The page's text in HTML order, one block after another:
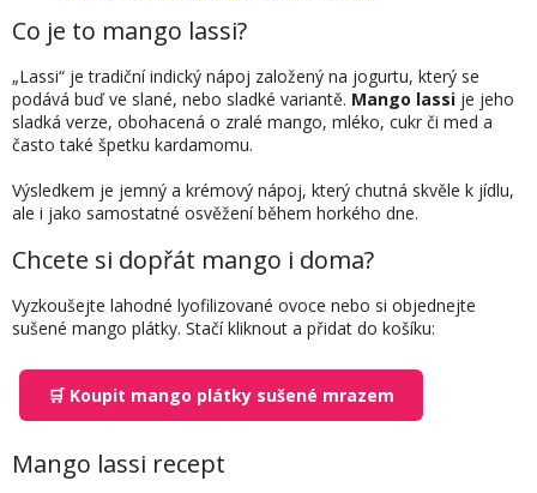
Co je to mango lassi?
„Lassi“ je tradiční indický nápoj založený na jogurtu, který se
podává buď ve slané, nebo sladké variantě. Mango lassi je jeho
sladká verze, obohacená o zralé mango, mléko, cukr či med a
často také špetku kardamomu.
Výsledkem je jemný a krémový nápoj, který chutná skvěle k jídlu,
ale i jako samostatné osvěžení během horkého dne.
Chcete si dopřát mango i doma?
Vyzkoušejte lahodné lyofilizované ovoce nebo si objednejte
sušené mango plátky. Stačí kliknout a přidat do košíku:
🛒 Koupit mango plátky sušené mrazem
Mango lassi recept